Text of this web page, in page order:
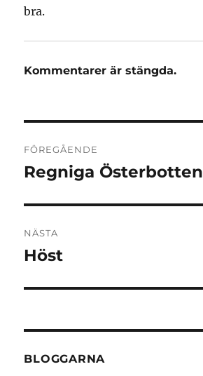
bra.
Kommentarer är stängda.
FÖREGÅENDE
Föregående
Regniga Österbotten
NÄSTA
Nästa
Höst
BLOGGARNA